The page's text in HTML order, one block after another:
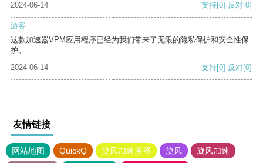
2024-06-14
支持[0] 反对[0]
游客
这款加速器VPM应用程序已经为我们带来了无限的隐私保护和安全性保
护。
2024-06-14
支持[0] 反对[0]
友情链接
网站地图 QuickQ 旋风加速度器 旋风
旋风加速